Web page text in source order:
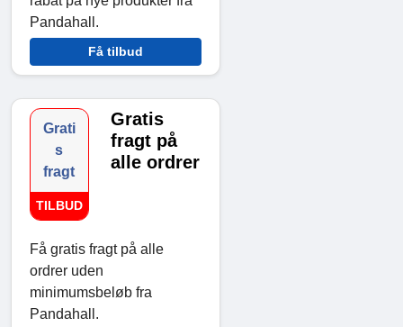
Pandahall.
Få tilbud
Grati
s
fragt
TILBUD
Gratis
fragt på
alle ordrer
Få gratis fragt på alle
ordrer uden
minimumsbeløb fra
Pandahall.